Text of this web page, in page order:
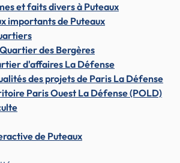
et faits divers à Puteaux
importants de Puteaux
des Bergères
d'affaires La Défense
des projets de Paris La Défense
Paris Ouest La Défense (POLD)
de Puteaux